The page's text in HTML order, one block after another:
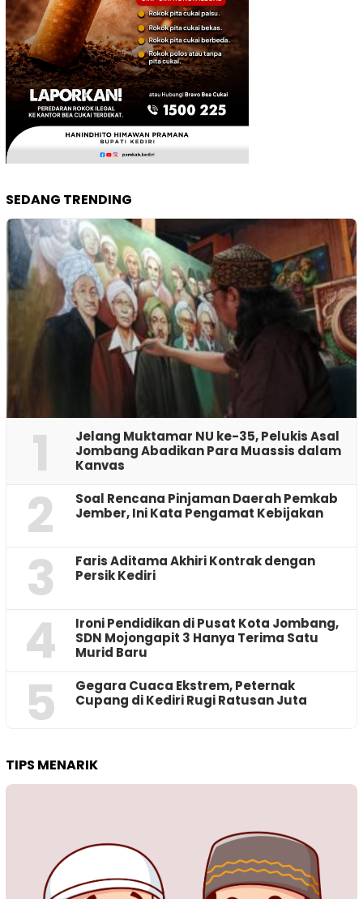
SEDANG TRENDING
1
Jelang Muktamar NU ke-35, Pelukis Asal
Jombang Abadikan Para Muassis dalam
Kanvas
2
‎Soal Rencana Pinjaman Daerah Pemkab
Jember, Ini Kata Pengamat Kebijakan ‎
3
Faris Aditama Akhiri Kontrak dengan
Persik Kediri
4
Ironi Pendidikan di Pusat Kota Jombang,
SDN Mojongapit 3 Hanya Terima Satu
Murid Baru
5
‎Gegara Cuaca Ekstrem, Peternak
Cupang di Kediri Rugi Ratusan Juta
TIPS MENARIK